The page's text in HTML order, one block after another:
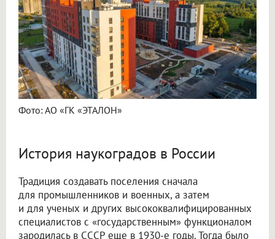
Фото: АО «ГК «ЭТАЛОН»
История наукоградов в России
Традиция создавать поселения сначала
для промышленников и военных, а затем
и для ученых и других высококвалифицированных
специалистов с «государственным» функционалом
зародилась в СССР еще в 1930-е годы. Тогда было